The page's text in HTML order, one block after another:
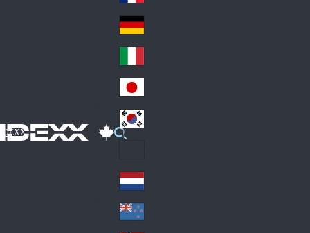
IDEXX
d
Fra
nc
e
Ge
an
y
Ital
y
Jap
an
Ko
Lat
in
A
me
Ne
the
Ne